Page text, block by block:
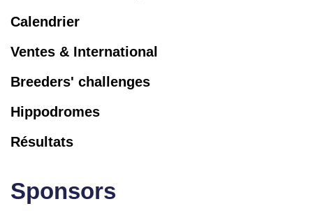
Calendrier
Ventes & International
Breeders' challenges
Hippodromes
Résultats
Sponsors